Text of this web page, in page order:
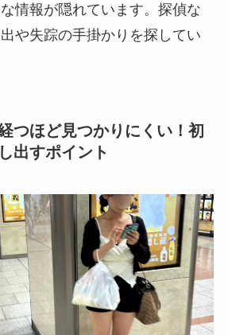
情報が隠れています。探偵な
や失踪の手掛かりを探してい
つほど見つかりにくい！初
出すポイント